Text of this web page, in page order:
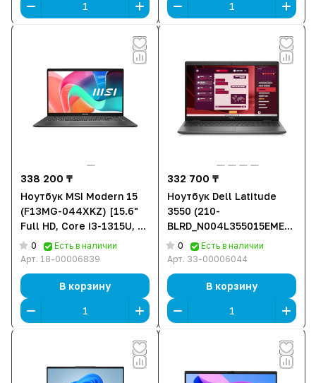
338 200 ₸
Ноутбук MSI Modern 15
(F13MG-044XKZ) [15.6"
Full HD, Core i3-1315U, 16
ГБ ОЗУ, 512 ГБ SSD, DOS]
0
Есть в наличии
Арт. 18-00006839
В корзину
332 700 ₸
Ноутбук Dell Latitude
3550 (210-
BLRD_N004L355015EMEA_VP)
[15.6" HD, Core i3 1315U,
8 ГБ ОЗУ, 512 ГБ SSD,
0
Есть в наличии
Арт. 33-00006044
В корзину